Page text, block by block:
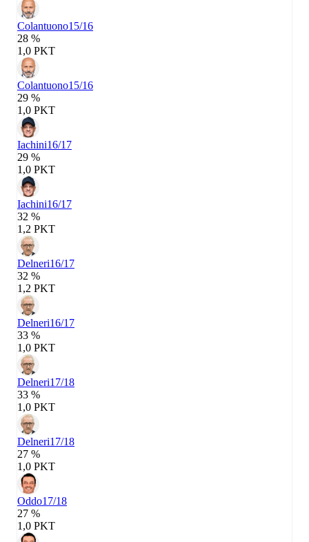
Colantuono15/16
28 %
1,0 PKT
Colantuono15/16
29 %
1,0 PKT
Iachini16/17
29 %
1,0 PKT
Iachini16/17
32 %
1,2 PKT
Delneri16/17
32 %
1,2 PKT
Delneri16/17
33 %
1,0 PKT
Delneri17/18
33 %
1,0 PKT
Delneri17/18
27 %
1,0 PKT
Oddo17/18
27 %
1,0 PKT